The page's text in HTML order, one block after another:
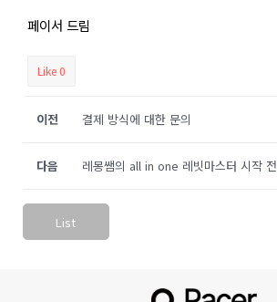
페이서 드림
Like 0
이전 결제 방식에 대한 문의
레몽쌤의 all in one 레빗마스터 시작 전
다음
List